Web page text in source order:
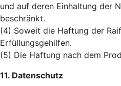
und auf deren Einhaltung der
beschränkt.
(4) Soweit die Haftung der
Erfüllungsgehilfen.
(5) Die Haftung nach dem
11. Datenschutz